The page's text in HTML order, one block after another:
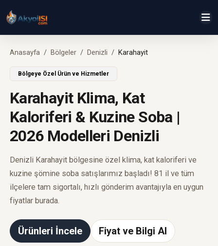
Anasayfa Bölgeler Denizli Karahayit
Bölgeye Özel Ürün ve Hizmetler
Karahayit Klima, Kat
Kaloriferi & Kuzine Soba |
2026 Modelleri Denizli
Denizli Karahayit bölgesine özel klima, kat kaloriferi ve
kuzine şömine soba satışlarımız başladı! 81 il ve tüm
ilçelere tam sigortalı, hızlı gönderim avantajıyla en uygun
fiyatlar burada.
Ürünleri İncele Fiyat ve Bilgi Al